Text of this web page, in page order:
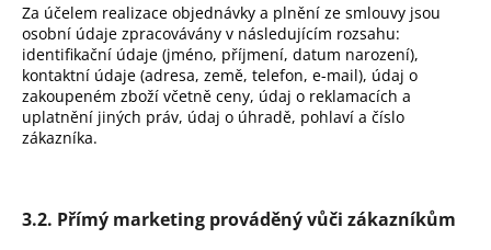
Za účelem realizace objednávky a plnění ze smlouvy jsou
osobní údaje zpracovávány v následujícím rozsahu:
identifikační údaje (jméno, příjmení, datum narození),
kontaktní údaje (adresa, země, telefon, e-mail), údaj o
zakoupeném zboží včetně ceny, údaj o reklamacích a
uplatnění jiných práv, údaj o úhradě, pohlaví a číslo
zákazníka.
3.2. Přímý marketing prováděný vůči zákazníkům